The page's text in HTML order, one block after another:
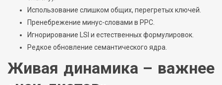
Использование слишком общих, перегретых ключей.
Пренебрежение минус-словами в PPC.
Игнорирование LSI и естественных формулировок.
Редкое обновление семантического ядра.
Живая динамика – важнее